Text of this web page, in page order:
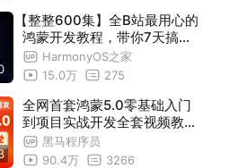
【整整600集】全B站最用心的
鸿蒙开发教程，带你7天搞定h
armonyos next应用开发，理
论+实战+拿证系统提升，包
套就够了！
HarmonyOS之家
15.0万
275
全网首套鸿蒙5.0零基础入门
到项目实战开发全套视频教程
，原生鸿蒙正式版项目实战从
ArkTS+AI到V2应用状态管理
黑马程序员
90.4万
3266